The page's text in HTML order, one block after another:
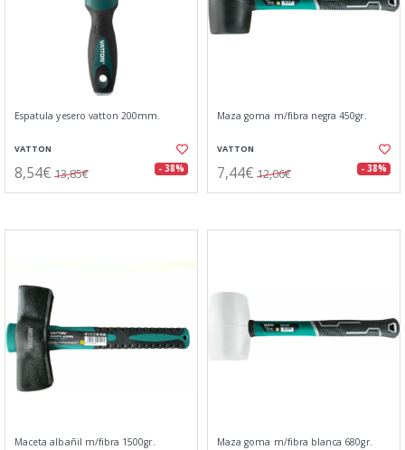
Espatula yesero vatton 200mm.
VATTON
8,54€ 13,85€ - 38%
Maza goma m/fibra negra 450gr.
VATTON
7,44€ 12,06€ - 38%
Maceta albañil m/fibra 1500gr. Maza goma m/fibra blanca 680gr.